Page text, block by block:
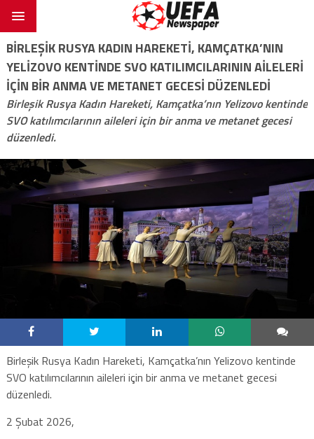
BIRLEŞIK RUSYA KADIN HAREKETI, KAMÇATKA’NIN
YELIZOVO KENTINDE SVO KATILIMCILARININ AILELERI
IÇIN BIR ANMA VE METANET GECESI DÜZENLEDI
Birleşik Rusya Kadın Hareketi, Kamçatka’nın Yelizovo kentinde
SVO katılımcılarının aileleri için bir anma ve metanet gecesi
düzenledi.
Birleşik Rusya Kadın Hareketi, Kamçatka’nın Yelizovo kentinde
SVO katılımcılarının aileleri için bir anma ve metanet gecesi
düzenledi.
2 Şubat 2026,